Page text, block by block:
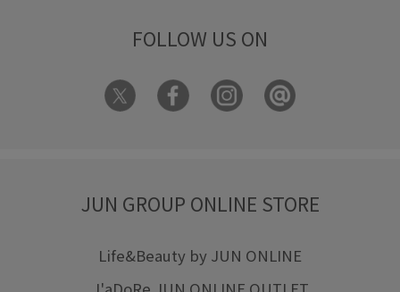
FOLLOW US ON
JUN GROUP ONLINE STORE
Life&Beauty by JUN ONLINE